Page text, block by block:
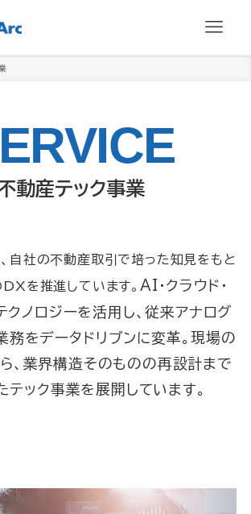
動産テック事業
社の不動産取引で培った知見をもと
を推進しています。 AI・クラウド・
ノロジーを活用し、従来アナログ
をデータドリブンに変革。 現場の
、業界構造そのものの再設計まで
テック事業を展開しています。